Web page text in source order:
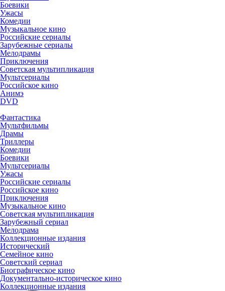
Боевики
Ужасы
Комедии
Музыкальное кино
Российские сериалы
Зарубежные сериалы
Мелодрамы
Приключения
Советская мультипликация
Мультсериалы
Российское кино
Анимэ
DVD
Фантастика
Мультфильмы
Драмы
Триллеры
Комедии
Боевики
Мультсериалы
Ужасы
Российские сериалы
Российское кино
Приключения
Музыкальное кино
Советская мультипликация
Зарубежный сериал
Мелодрама
Коллекционные издания
Исторический
Семейное кино
Советский сериал
Биографическое кино
Документально-историческое кино
Коллекционные издания